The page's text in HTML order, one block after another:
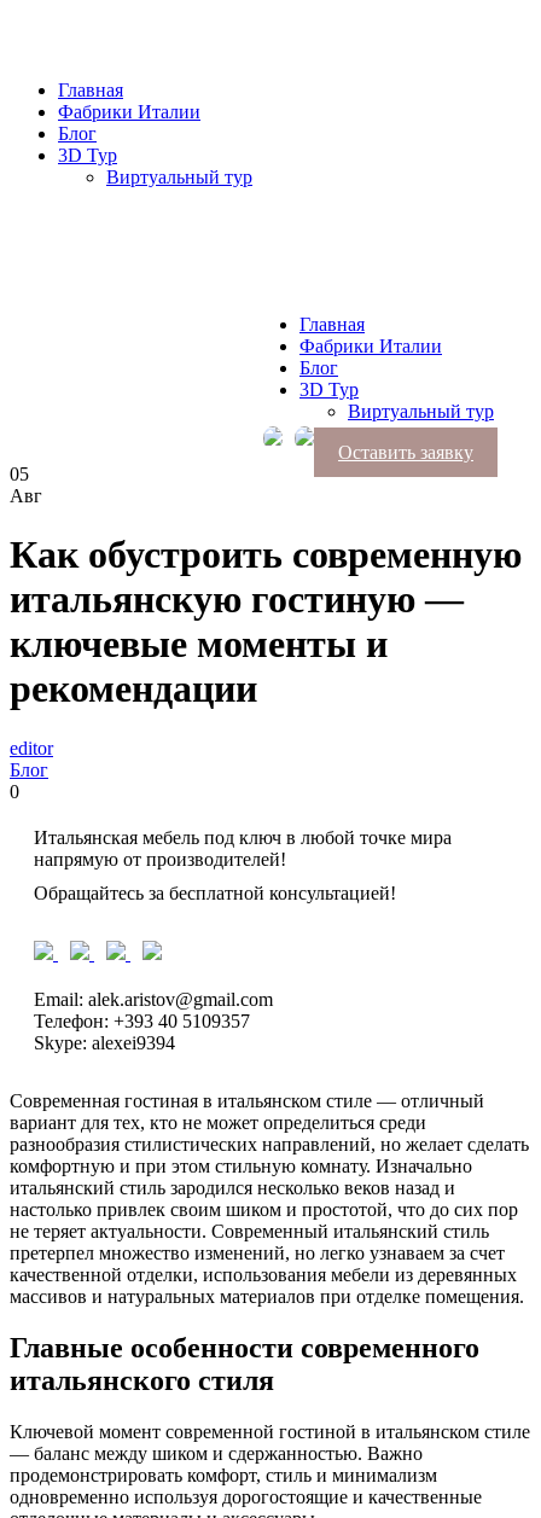
Главная
Фабрики Италии
Блог
3D Тур
Виртуальный тур
Главная
Фабрики Италии
Блог
3D Тур
Виртуальный тур
Оставить заявку
05
Авг
Как обустроить современную
итальянскую гостиную —
ключевые моменты и
рекомендации
editor
Блог
0
Итальянская мебель под ключ в любой точке мира
напрямую от производителей!
Обращайтесь за бесплатной консультацией!
Email: alek.aristov@gmail.com
Телефон: +393 40 5109357
Skype: alexei9394
Современная гостиная в итальянском стиле — отличный
вариант для тех, кто не может определиться среди
разнообразия стилистических направлений, но желает сделать
комфортную и при этом стильную комнату. Изначально
итальянский стиль зародился несколько веков назад и
настолько привлек своим шиком и простотой, что до сих пор
не теряет актуальности. Современный итальянский стиль
претерпел множество изменений, но легко узнаваем за счет
качественной отделки, использования мебели из деревянных
массивов и натуральных материалов при отделке помещения.
Главные особенности современного
итальянского стиля
Ключевой момент современной гостиной в итальянском стиле
— баланс между шиком и сдержанностью. Важно
продемонстрировать комфорт, стиль и минимализм
одновременно используя дорогостоящие и качественные